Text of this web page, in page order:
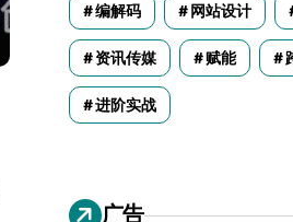
编解码 网站设计
资讯传媒 赋能
进阶实战
广告